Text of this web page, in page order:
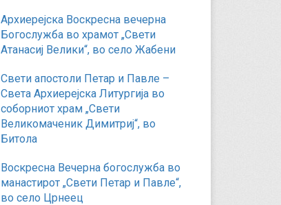
Архиерејска Воскресна вечерна
Богослужба во храмот „Свети
Атанасиј Велики“, во село Жабени
Свети апостоли Петар и Павле –
Света Архиерејска Литургија во
соборниот храм „Свети
Великомаченик Димитриј“, во
Битола
Воскресна Вечерна богослужба во
манастирот „Свети Петар и Павле“,
во село Црнеец